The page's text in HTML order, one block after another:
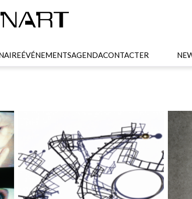
ÉVÉNEMENTSAGENDACONTACTER